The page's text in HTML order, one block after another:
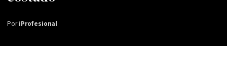
PoriProfesional